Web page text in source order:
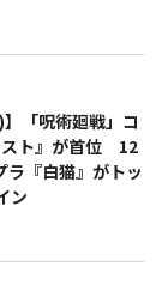
「呪術廻戦」コ
スト』が首位 12
ラ『白猫』がトッ
ン